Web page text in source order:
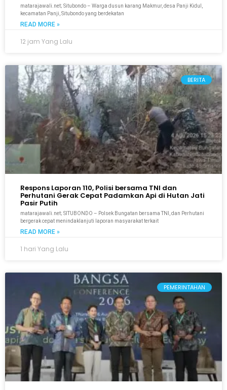
matarajawali.net; Situbondo – Warga dusun karang Makmur, desa Panji Kidul,
kecamatan Panji, Situbondo yang berdekatan
READ MORE »
12 jam Yang Lalu
BERITA
Respons Laporan 110, Polisi bersama TNI dan
Perhutani Gerak Cepat Padamkan Api di Hutan Jati
Pasir Putih
matarajawali.net; SITUBONDO – Polsek Bungatan bersama TNI, dan Perhutani
bergerak cepat menindaklanjuti laporan masyarakat terkait
READ MORE »
1 hari Yang Lalu
PEMERINTAHAN